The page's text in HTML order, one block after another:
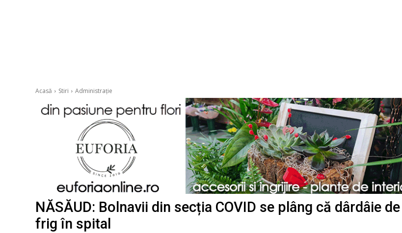
Acasă Stiri Administrație
NĂSĂUD: Bolnavii din secția COVID se plâng că dârdâie de
frig în spital